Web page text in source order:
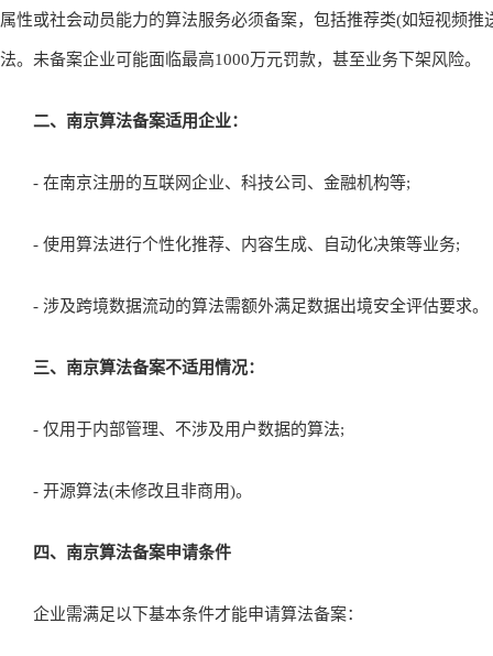
属性或社会动员能力的算法服务必须备案，包括推荐类(如短视频
法。未备案企业可能面临最高1000万元罚款，甚至业务下架风险。
二、南京算法备案适用企业：
- 在南京注册的互联网企业、科技公司、金融机构等;
- 使用算法进行个性化推荐、内容生成、自动化决策等业务;
- 涉及跨境数据流动的算法需额外满足数据出境安全评估要求。
三、南京算法备案不适用情况：
- 仅用于内部管理、不涉及用户数据的算法;
- 开源算法(未修改且非商用)。
四、南京算法备案申请条件
企业需满足以下基本条件才能申请算法备案：